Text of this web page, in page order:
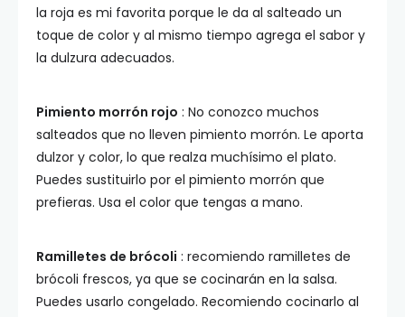
la roja es mi favorita porque le da al salteado un
toque de color y al mismo tiempo agrega el sabor y
la dulzura adecuados.
Pimiento morrón rojo : No conozco muchos
salteados que no lleven pimiento morrón. Le aporta
dulzor y color, lo que realza muchísimo el plato.
Puedes sustituirlo por el pimiento morrón que
prefieras. Usa el color que tengas a mano.
Ramilletes de brócoli : recomiendo ramilletes de
brócoli frescos, ya que se cocinarán en la salsa.
Puedes usarlo congelado. Recomiendo cocinarlo al